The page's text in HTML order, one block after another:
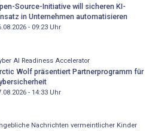
Source-Initiative will sicheren KI-
in Unternehmen automatisieren
- 09:23Uhr
AI Readiness Accelerator
Wolf präsentiert Partnerprogramm für
- 14:33Uhr
Nachrichten vermeintlicher Kinder